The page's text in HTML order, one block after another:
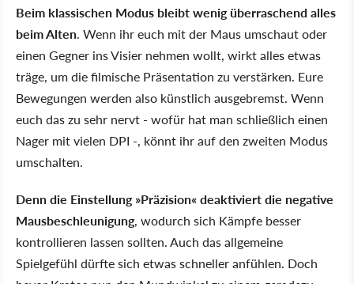
Beim klassischen Modus bleibt wenig überraschend alles
beim Alten. Wenn ihr euch mit der Maus umschaut oder
einen Gegner ins Visier nehmen wollt, wirkt alles etwas
träge, um die filmische Präsentation zu verstärken. Eure
Bewegungen werden also künstlich ausgebremst. Wenn
euch das zu sehr nervt - wofür hat man schließlich einen
Nager mit vielen DPI -, könnt ihr auf den zweiten Modus
umschalten.
Denn die Einstellung Präzision deaktiviert die negative
Mausbeschleunigung, wodurch sich Kämpfe besser
kontrollieren lassen sollten. Auch das allgemeine
Spielgefühl dürfte sich etwas schneller anfühlen. Doch